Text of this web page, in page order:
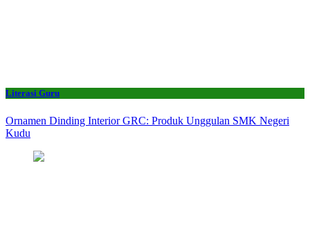
Literasi Guru
Ornamen Dinding Interior GRC: Produk Unggulan SMK Negeri
Kudu